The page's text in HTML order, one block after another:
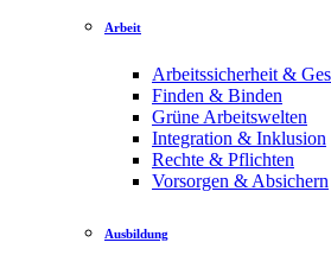
Arbeit
Arbeitssicherheit &
Finden & Binden
Grüne Arbeitswelten
Integration & Inklusion
Rechte & Pflichten
Vorsorgen & Absichern
Ausbildung